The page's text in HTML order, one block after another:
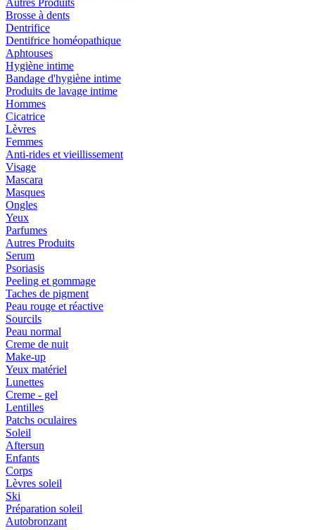
Autres Produits
Brosse à dents
Dentrifice
Dentifrice homéopathique
Aphtouses
Hygiène intime
Bandage d'hygiène intime
Produits de lavage intime
Hommes
Cicatrice
Lèvres
Femmes
Anti-rides et vieillissement
Visage
Mascara
Masques
Ongles
Yeux
Parfumes
Autres Produits
Serum
Psoriasis
Peeling et gommage
Taches de pigment
Peau rouge et réactive
Sourcils
Peau normal
Creme de nuit
Make-up
Yeux matériel
Lunettes
Creme - gel
Lentilles
Patchs oculaires
Soleil
Aftersun
Enfants
Corps
Lèvres soleil
Ski
Préparation soleil
Autobronzant